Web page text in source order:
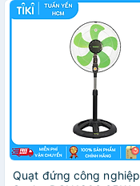
Quạt đứng công nghiệp